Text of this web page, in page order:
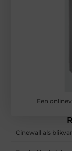
Een
Cinewall als